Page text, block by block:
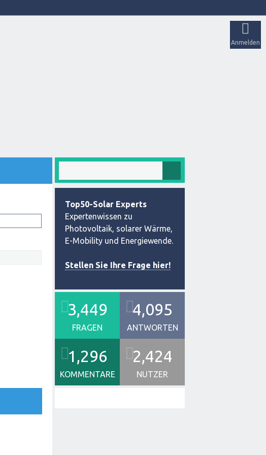
Anmelden
Top50-Solar Experts
Expertenwissen zu
Photovoltaik, solarer Wärme,
E-Mobility und Energiewende.
Stellen Sie Ihre Frage hier!
3,449
FRAGEN
4,095
ANTWORTEN
1,296
KOMMENTARE
2,424
NUTZER